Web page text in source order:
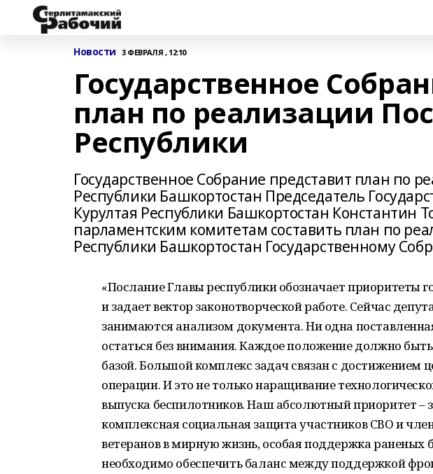
Новости 3 ФЕВРАЛЯ , 12:10
Государственное
план по реализации
Республики
Государственное Собрание представит план по
Республики Башкортостан Председатель
Курултая Республики Башкортостан Константин
парламентским комитетам составить план по
Республики Башкортостан Государственному
«Послание Главы республики обозначает приоритеты
и задает вектор законотворческой работе. Сейчас
занимаются анализом документа. Ни одна
остаться без внимания. Каждое положение должно
базой. Большой комплекс задач связан с достижением
операции. И это не только наращивание
выпуска беспилотников. Наш абсолютный приоритет –
комплексная социальная защита участников СВО и
ветеранов в мирную жизнь, особая поддержка раненых
необходимо обеспечить баланс между поддержкой